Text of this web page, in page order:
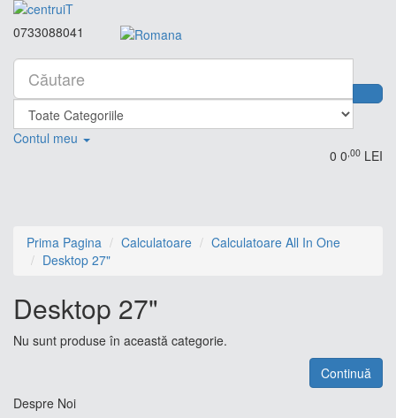
0733088041
Contul meu
0 0,00 LEI
Prima Pagina Calculatoare
Calculatoare All In One
Desktop 27"
Desktop 27"
Nu sunt produse în această categorie.
Continuă
Despre Noi